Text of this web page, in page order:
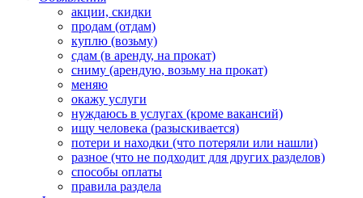
акции, скидки
продам (отдам)
куплю (возьму)
сдам (в аренду, на прокат)
сниму (арендую, возьму на прокат)
меняю
окажу услуги
нуждаюсь в услугах (кроме вакансий)
ищу человека (разыскивается)
потери и находки (что потеряли или нашли)
разное (что не подходит для других разделов)
способы оплаты
правила раздела